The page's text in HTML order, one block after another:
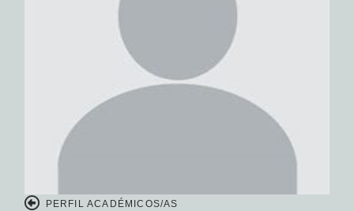
PERFIL ACADÉMICOS/AS